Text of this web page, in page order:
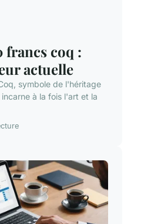
francs coq :
actuelle
symbole de l'héritage
à la fois l'art et la